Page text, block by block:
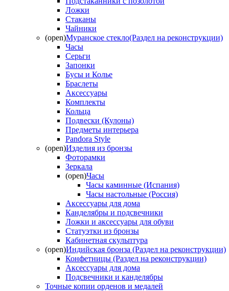
Ложки
Стаканы
Чайники
(open)Муранское стекло(Раздел на реконструкции)
Часы
Серьги
Запонки
Бусы и Колье
Браслеты
Аксессуары
Комплекты
Кольца
Подвески (Кулоны)
Предметы интерьера
Pandora Style
(open)Изделия из бронзы
Фоторамки
Зеркала
(open)Часы
Часы каминные (Испания)
Часы настольные (Россия)
Аксессуары для дома
Канделябры и подсвечники
Ложки и аксессуары для обуви
Статуэтки из бронзы
Кабинетная скульптура
(open)Индийская бронза (Раздел на реконструкции)
Конфетницы (Раздел на реконструкции)
Аксессуары для дома
Подсвечники и канделябры
Точные копии орденов и медалей